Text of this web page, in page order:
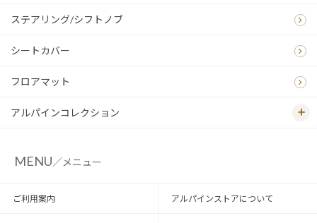
ステアリング/シフトノブ
シートカバー
フロアマット
アルパインコレクション
MENU／メニュー
ご利用案内 アルパインストアについて